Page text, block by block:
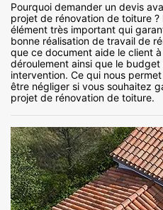
Pourquoi demander un devis
projet de rénovation de toiture
élément très important qui
bonne réalisation de travail de
que ce document aide le client
déroulement ainsi que le budget
intervention. Ce qui nous
être négliger si vous souhaitez
projet de rénovation de toiture.